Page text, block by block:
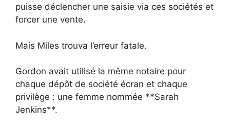
puisse déclencher une saisie via ces sociétés et
forcer une vente.
Mais Miles trouva l’erreur fatale.
Gordon avait utilisé la même notaire pour
chaque dépôt de société écran et chaque
privilège : une femme nommée **Sarah
Jenkins**.